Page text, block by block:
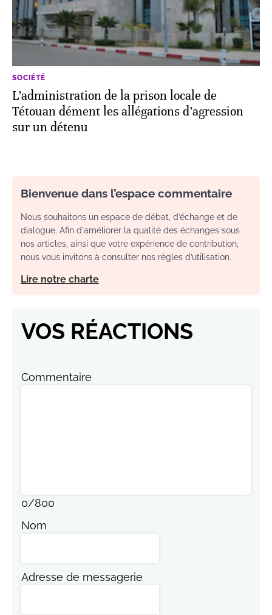
SOCIÉTÉ
L’administration de la prison locale de
Tétouan dément les allégations d’agression
sur un détenu
Bienvenue dans l’espace commentaire
Nous souhaitons un espace de débat, d’échange et de
dialogue. Afin d'améliorer la qualité des échanges sous
nos articles, ainsi que votre expérience de contribution,
nous vous invitons à consulter nos règles d’utilisation.
Lire notre charte
VOS RÉACTIONS
Commentaire
0/800
Nom
Adresse de messagerie